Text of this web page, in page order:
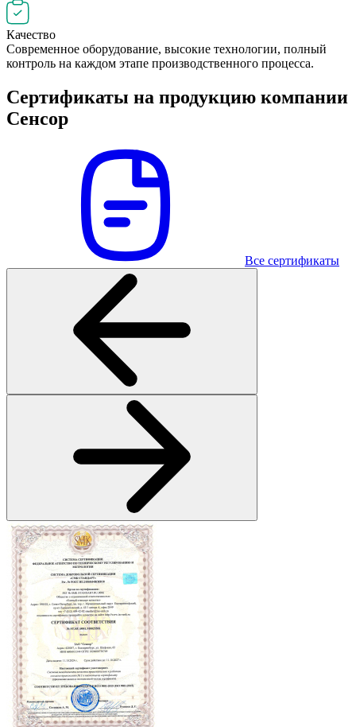
Качество
Современное оборудование, высокие технологии, полный
контроль на каждом этапе производственного процесса.
Сертификаты на продукцию компании
Сенсор
Все сертификаты